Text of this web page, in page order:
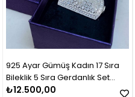
925 Ayar Gümüş Kadın 17 Sıra
Bileklik 5 Sıra Gerdanlık Set
Takımı
₺12.500,00